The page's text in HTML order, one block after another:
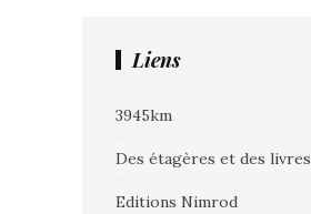
Liens
3945km
Des étagères et des livres
Editions Nimrod